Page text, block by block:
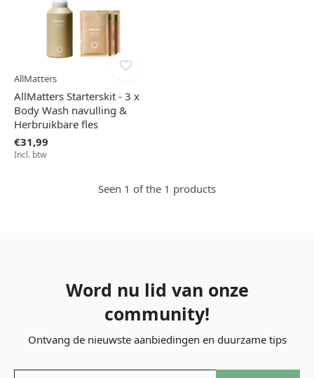
AllMatters
AllMatters Starterskit - 3 x
Body Wash navulling &
Herbruikbare fles
€31,99
Incl. btw
Seen 1 of the 1 products
Word nu lid van onze
community!
Ontvang de nieuwste aanbiedingen en duurzame tips